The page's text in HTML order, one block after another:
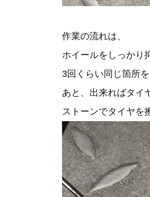
作業の流れは、
ホイールをしっかり
3回くらい同じ箇所
あと、出来ればタイ
ストーンでタイヤを